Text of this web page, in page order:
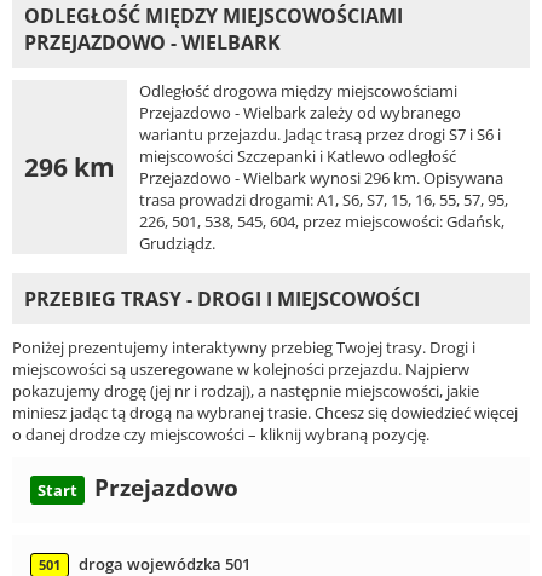
ODLEGŁOŚĆ MIĘDZY MIEJSCOWOŚCIAMI
PRZEJAZDOWO - WIELBARK
296 km
Odległość drogowa między miejscowościami
Przejazdowo - Wielbark zależy od wybranego
wariantu przejazdu. Jadąc trasą przez drogi S7 i S6 i
miejscowości Szczepanki i Katlewo odległość
Przejazdowo - Wielbark wynosi 296 km. Opisywana
trasa prowadzi drogami: A1, S6, S7, 15, 16, 55, 57, 95,
226, 501, 538, 545, 604, przez miejscowości: Gdańsk,
Grudziądz.
PRZEBIEG TRASY - DROGI I MIEJSCOWOŚCI
Poniżej prezentujemy interaktywny przebieg Twojej trasy. Drogi i
miejscowości są uszeregowane w kolejności przejazdu. Najpierw
pokazujemy drogę (jej nr i rodzaj), a następnie miejscowości, jakie
miniesz jadąc tą drogą na wybranej trasie. Chcesz się dowiedzieć więcej
o danej drodze czy miejscowości – kliknij wybraną pozycję.
Start Przejazdowo
501
droga wojewódzka 501